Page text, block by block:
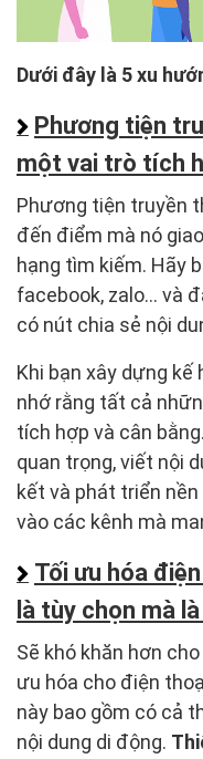
Dưới đây là 5 xu
Phương tiện
một vai trò tích
Phương tiện truyền
đến điểm mà nó
hạng tìm kiếm. Hãy
facebook, zalo... và
có nút chia sẻ nội
Khi bạn xây dựng kế
nhớ rằng tất cả
tích hợp và cân
quan trọng, viết nội
kết và phát triển
vào các kênh mà
Tối ưu hóa
là tùy chọn mà
Sẽ khó khăn hơn
ưu hóa cho điện
này bao gồm có cả
nội dung di động.